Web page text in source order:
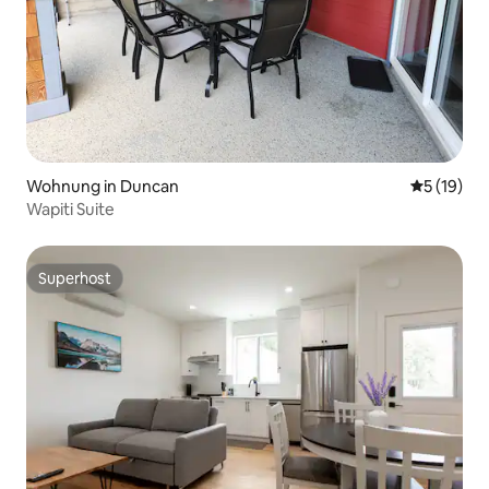
Wohnung in Duncan
5 (19)
Wapiti Suite
Superhost
Superhost